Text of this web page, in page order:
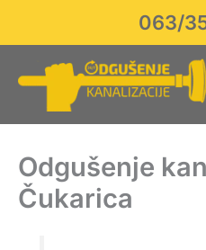
063/
Odgušenje
Čukarica